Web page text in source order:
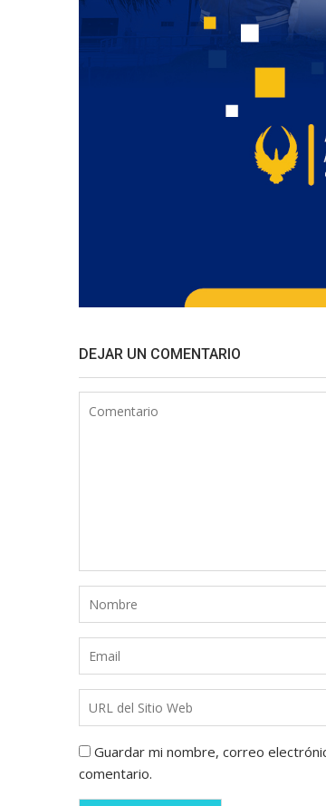
DEJAR UN COMENTARIO
Guardar mi nombre, correo
comentario.